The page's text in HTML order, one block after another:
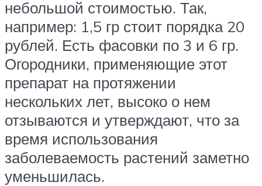
небольшой стоимостью. Так,
например: 1,5 гр стоит порядка 20
рублей. Есть фасовки по 3 и 6 гр.
Огородники, применяющие этот
препарат на протяжении
нескольких лет, высоко о нем
отзываются и утверждают, что за
время использования
заболеваемость растений заметно
уменьшилась.